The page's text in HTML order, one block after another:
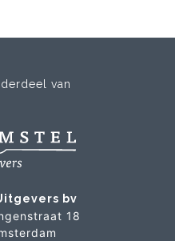
van
bv
18